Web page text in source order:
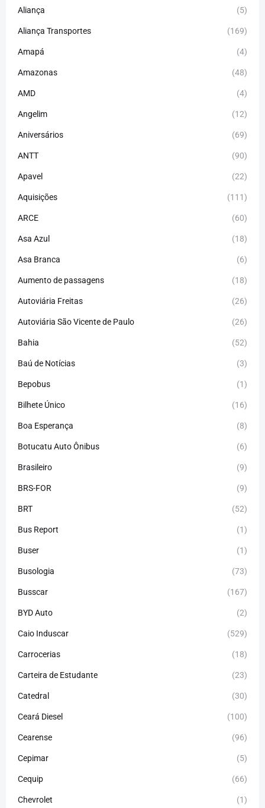
Aliança (5)
Aliança Transportes (169)
Amapá (4)
Amazonas (48)
AMD (4)
Angelim (12)
Aniversários (69)
ANTT (90)
Apavel (22)
Aquisições (111)
ARCE (60)
Asa Azul (18)
Asa Branca (6)
Aumento de passagens (18)
Autoviária Freitas (26)
Autoviária São Vicente de Paulo (26)
Bahia (52)
Baú de Notícias (3)
Bepobus (1)
Bilhete Único (16)
Boa Esperança (8)
Botucatu Auto Ônibus (6)
Brasileiro (9)
BRS-FOR (9)
BRT (52)
Bus Report (1)
Buser (1)
Busologia (73)
Busscar (167)
BYD Auto (2)
Caio Induscar (529)
Carrocerias (18)
Carteira de Estudante (23)
Catedral (30)
Ceará Diesel (100)
Cearense (96)
Cepimar (5)
Cequip (66)
Chevrolet (1)